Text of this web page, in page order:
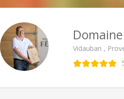
Vidauban ,